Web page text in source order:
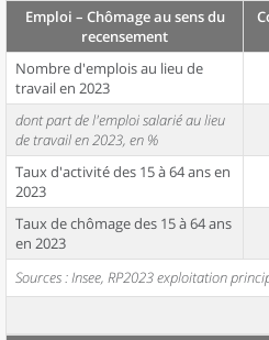
Emploi – Chômage au sens du
recensement
Nombre d'emplois au lieu de
travail en 2023
dont part de l'emploi salarié au lieu
de travail en 2023, en %
Taux d'activité des 15 à 64 ans en
2023
Taux de chômage des 15 à 64 ans
en 2023
Sources : Insee, RP2023 exploitation